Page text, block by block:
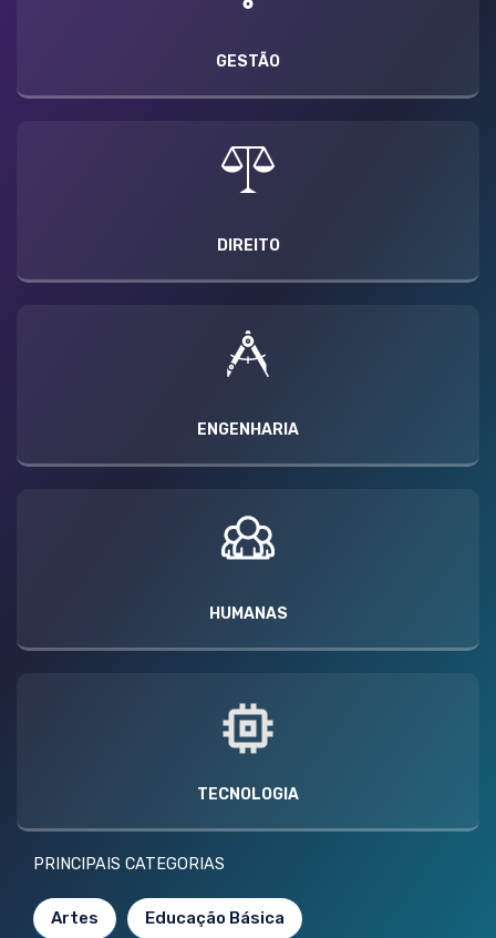
GESTÃO
DIREITO
ENGENHARIA
HUMANAS
TECNOLOGIA
PRINCIPAIS CATEGORIAS
Artes Educação Básica